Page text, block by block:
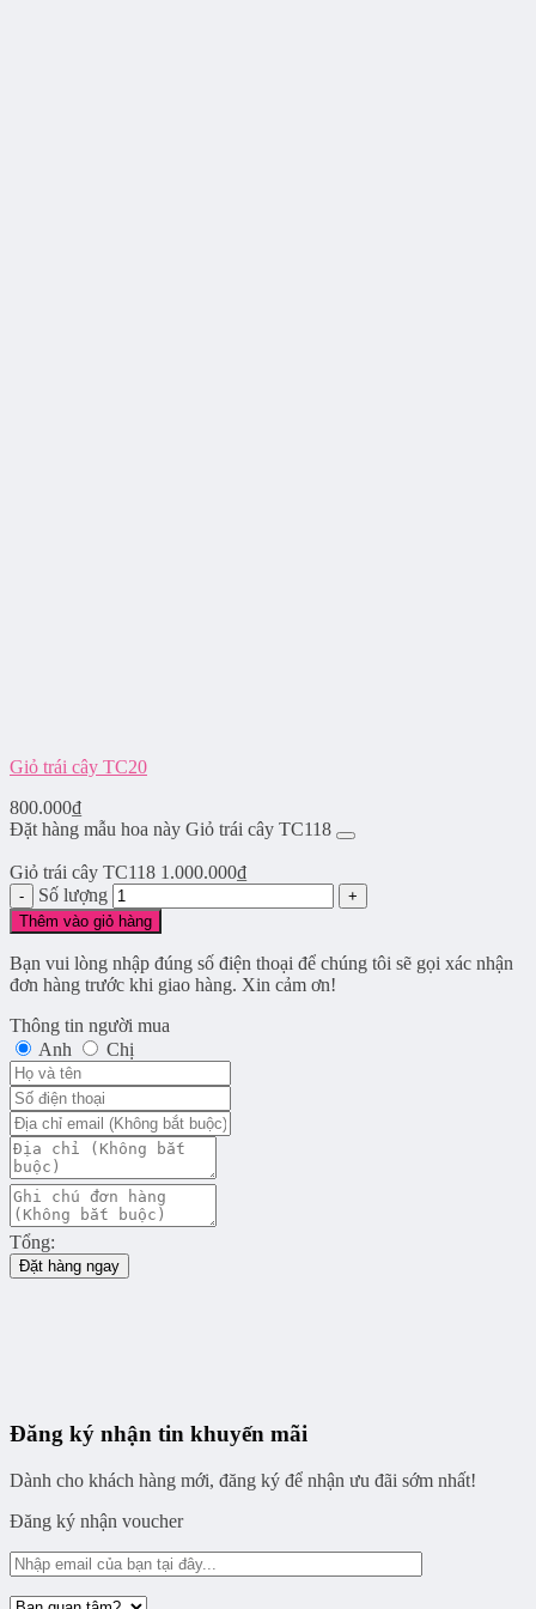
Giỏ trái cây TC20
800.000₫
Đặt hàng mẫu hoa này Giỏ trái cây TC118
Giỏ trái cây TC118 1.000.000₫
Số lượng
Thêm vào giỏ hàng
Bạn vui lòng nhập đúng số điện thoại để chúng tôi sẽ gọi xác nhận
đơn hàng trước khi giao hàng. Xin cảm ơn!
Thông tin người mua
Anh
Chị
Tổng:
Đặt hàng ngay
Đăng ký nhận tin khuyến mãi
Dành cho khách hàng mới, đăng ký để nhận ưu đãi sớm nhất!
Đăng ký nhận voucher